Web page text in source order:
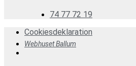
74 77 72 19
Cookiesdeklaration
Webhuset Ballum